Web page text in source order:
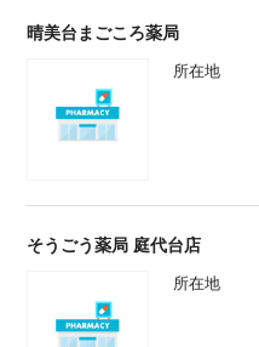
晴美台まごころ薬局
所在地
そうごう薬局 庭代台店
所在地